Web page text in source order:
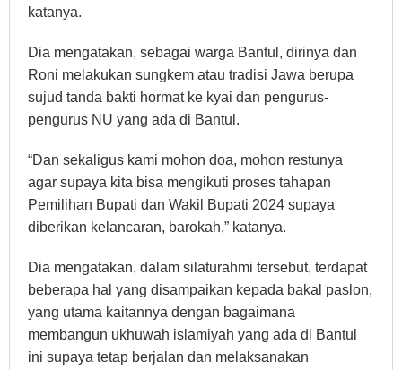
katanya.
Dia mengatakan, sebagai warga Bantul, dirinya dan
Roni melakukan sungkem atau tradisi Jawa berupa
sujud tanda bakti hormat ke kyai dan pengurus-
pengurus NU yang ada di Bantul.
“Dan sekaligus kami mohon doa, mohon restunya
agar supaya kita bisa mengikuti proses tahapan
Pemilihan Bupati dan Wakil Bupati 2024 supaya
diberikan kelancaran, barokah,” katanya.
Dia mengatakan, dalam silaturahmi tersebut, terdapat
beberapa hal yang disampaikan kepada bakal paslon,
yang utama kaitannya dengan bagaimana
membangun ukhuwah islamiyah yang ada di Bantul
ini supaya tetap berjalan dan melaksanakan